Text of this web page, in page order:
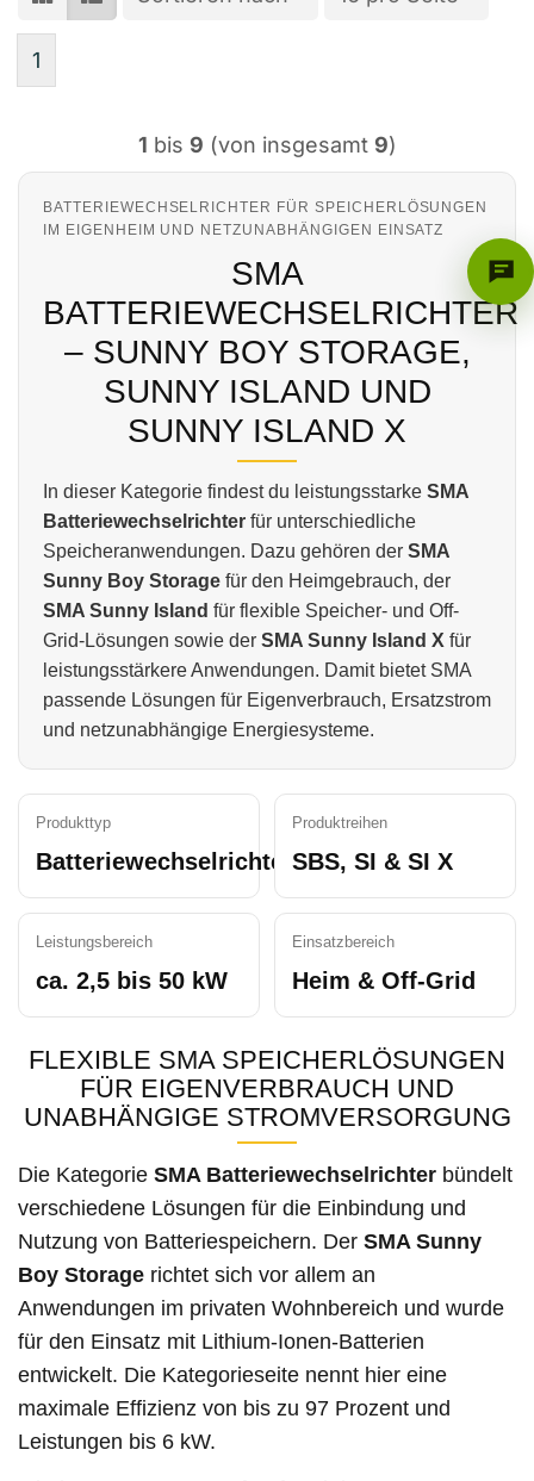
1
1 bis 9 (von insgesamt 9)
BATTERIEWECHSELRICHTER FÜR SPEICHERLÖSUNGEN
IM EIGENHEIM UND NETZUNABHÄNGIGEN EINSATZ
SMA
BATTERIEWECHSELRICHTER
– SUNNY BOY STORAGE,
SUNNY ISLAND UND
SUNNY ISLAND X
In dieser Kategorie findest du leistungsstarke SMA
Batteriewechselrichter für unterschiedliche
Speicheranwendungen. Dazu gehören der SMA
Sunny Boy Storage für den Heimgebrauch, der
SMA Sunny Island für flexible Speicher- und Off-
Grid-Lösungen sowie der SMA Sunny Island X für
leistungsstärkere Anwendungen. Damit bietet SMA
passende Lösungen für Eigenverbrauch, Ersatzstrom
und netzunabhängige Energiesysteme.
Produkttyp
Batteriewechselrichter
Produktreihen
SBS, SI & SI X
Leistungsbereich
ca. 2,5 bis 50 kW
Einsatzbereich
Heim & Off-Grid
FLEXIBLE SMA SPEICHERLÖSUNGEN
FÜR EIGENVERBRAUCH UND
UNABHÄNGIGE STROMVERSORGUNG
Die Kategorie SMA Batteriewechselrichter bündelt
verschiedene Lösungen für die Einbindung und
Nutzung von Batteriespeichern. Der SMA Sunny
Boy Storage richtet sich vor allem an
Anwendungen im privaten Wohnbereich und wurde
für den Einsatz mit Lithium-Ionen-Batterien
entwickelt. Die Kategorieseite nennt hier eine
maximale Effizienz von bis zu 97 Prozent und
Leistungen bis 6 kW.